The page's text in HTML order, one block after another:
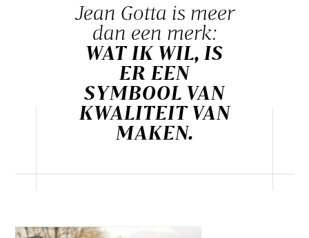
Jean Gotta is meer
dan een merk:
WAT IK WIL, IS
ER EEN
SYMBOOL VAN
KWALITEIT VAN
MAKEN.